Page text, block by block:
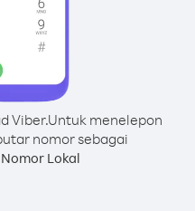
Viber.Untuk menelepon
nomor sebagai
Nomor Lokal